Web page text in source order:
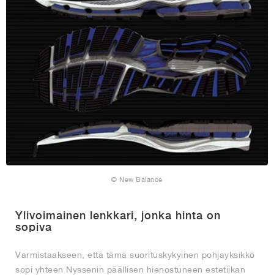
© New Balance
Ylivoimainen lenkkari, jonka hinta on
sopiva
Varmistaakseen, että tämä suorituskykyinen pohjayksikkö
sopi yhteen Nyssenin päällisen hienostuneen estetiikan